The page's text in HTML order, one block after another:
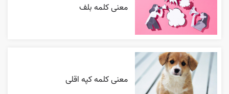
معنی کلمه بلف
معنی کلمه کپه اقلی